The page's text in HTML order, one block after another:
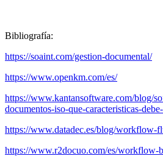
Bibliografía:
https://soaint.com/gestion-documental/
https://www.openkm.com/es/
https://www.kantansoftware.com/blog/
documentos-iso-que-caracteristicas-
https://www.datadec.es/blog/workflow-
https://www.r2docuo.com/es/workflow-